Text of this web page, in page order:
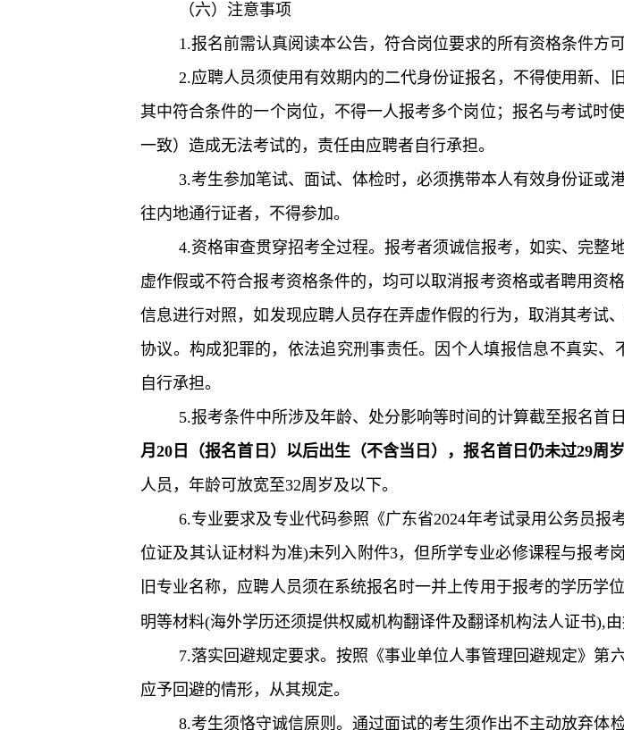
（六）注意事项
1.报名前需认真阅读本公告，符合岗位要求的所有资格条件方
2.应聘人员须使用有效期内的二代身份证报名，不得使用新、
其中符合条件的一个岗位，不得一人报考多个岗位；报名与考试时
一致）造成无法考试的，责任由应聘者自行承担。
3.考生参加笔试、面试、体检时，必须携带本人有效身份证
往内地通行证者，不得参加。
4.资格审查贯穿招考全过程。报考者须诚信报考，如实、完整
虚作假或不符合报考资格条件的，均可以取消报考资格或者聘用资
信息进行对照，如发现应聘人员存在弄虚作假的行为，取消其考试
协议。构成犯罪的，依法追究刑事责任。因个人填报信息不真实
自行承担。
5.报考条件中所涉及年龄、处分影响等时间的计算截至报名首日
月20日
（报名首日） 以后出生（不含当日），报名首日仍未过29周
人员，年龄可放宽至32周岁及以下。
6.专业要求及专业代码参照《广东省2024年考试录用公务员报
位证及其认证材料为准)未列入附件3，但所学专业必修课程与报考
旧专业名称，应聘人员须在系统报名时一并上传用于报考的学历
明等材料(海外学历还须提供权威机构翻译件及翻译机构法人证书),
7.落实回避规定要求。按照《事业单位人事管理回避规定》
应予回避的情形，从其规定。
8.考生须恪守诚信原则。通过面试的考生须作出不主动放弃体